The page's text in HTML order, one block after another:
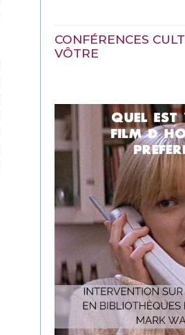
CONFÉRENCES
VÔTRE